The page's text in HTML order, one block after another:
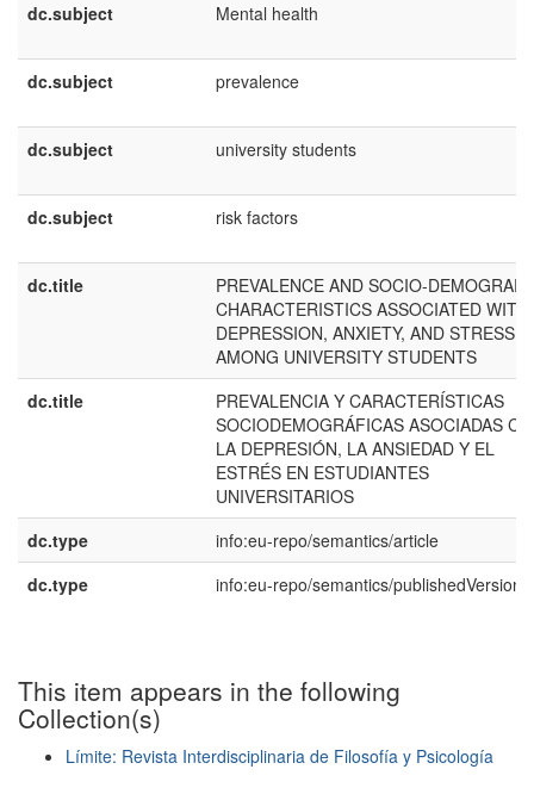
dc.subject
Mental health
dc.subject prevalence
dc.subject university students
dc.subject risk factors
dc.title
PREVALENCE AND SOCIO-
CHARACTERISTICS ASSOCIATED WITH
DEPRESSION, ANXIETY, AND STRESS
AMONG UNIVERSITY STUDENTS
dc.title
PREVALENCIA Y CARACTERÍSTICAS
SOCIODEMOGRÁFICAS ASOCIADAS
LA DEPRESIÓN, LA ANSIEDAD Y EL
ESTRÉS EN ESTUDIANTES
UNIVERSITARIOS
dc.type
info:eu-repo/semantics/article
dc.type
info:eu-repo/semantics/publishedVersion
This item appears in the following
Collection(s)
Límite: Revista Interdisciplinaria de Filosofía y Psicología